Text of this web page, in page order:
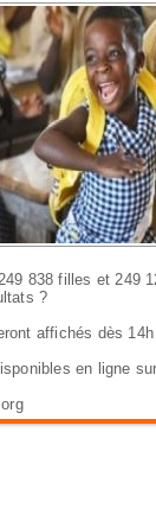
838 filles et 249
?
affichés dès
en ligne